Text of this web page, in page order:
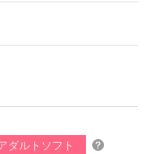
ダルトソフト